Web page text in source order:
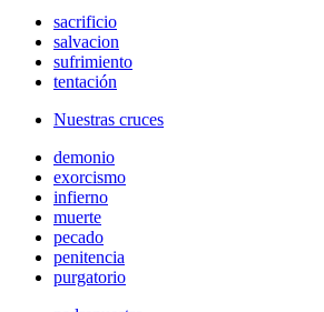
sacrificio
salvacion
sufrimiento
tentación
Nuestras cruces
demonio
exorcismo
infierno
muerte
pecado
penitencia
purgatorio